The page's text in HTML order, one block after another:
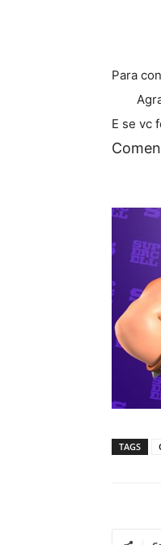
Para
E se vc
TAGS